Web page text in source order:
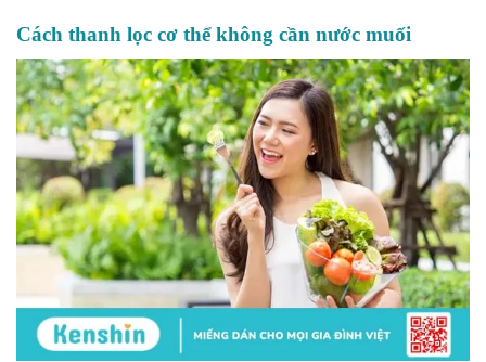
Cách thanh lọc cơ thể không cần nước muối